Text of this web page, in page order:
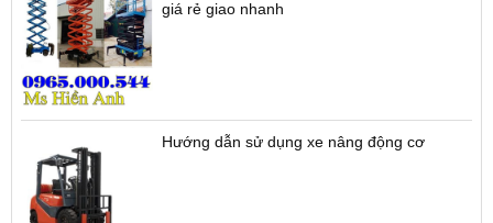
giá rẻ giao nhanh
Hướng dẫn sử dụng xe nâng động cơ